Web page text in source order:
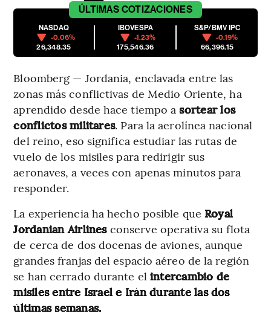
ÚLTIMAS COTIZACIONES
NASDAQ
-0.06%
26,348.35
IBOVESPA
-1.23%
175,546.36
S&P/BMV IPC
-0.19%
66,396.15
Bloomberg — Jordania, enclavada entre las
zonas más conflictivas de Medio Oriente, ha
aprendido desde hace tiempo asortear los
conflictos militares. Para la aerolínea nacional
del reino, eso significa estudiar las rutas de
vuelo de los misiles para redirigir sus
aeronaves, a veces con apenas minutos para
responder.
La experiencia ha hecho posible que Royal
Jordanian Airlinesconserve operativa su flota
de cerca de dos docenas de aviones, aunque
grandes franjas del espacio aéreo de la región
se han cerrado durante el intercambio de
misiles entre Israel e Irán durante las dos
últimas semanas.